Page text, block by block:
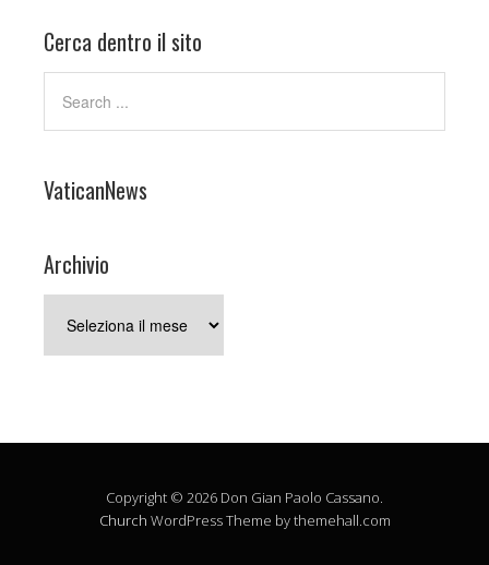
Cerca dentro il sito
VaticanNews
Archivio
Copyright © 2026 Don Gian Paolo Cassano.
Church WordPress Theme by themehall.com